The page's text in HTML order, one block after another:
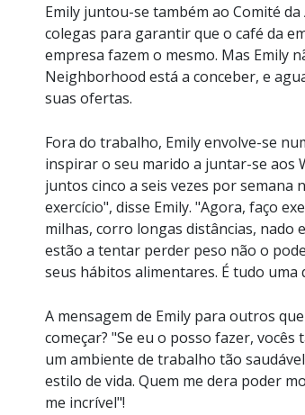
Emily juntou-se também ao Comité
colegas para garantir que o café da
empresa fazem o mesmo. Mas Emily
Neighborhood está a conceber, e
suas ofertas.
Fora do trabalho, Emily envolve-se
inspirar o seu marido a juntar-se aos
juntos cinco a seis vezes por semana
exercício", disse Emily. "Agora, faço
milhas, corro longas distâncias, nado
estão a tentar perder peso não o
seus hábitos alimentares. É tudo
A mensagem de Emily para outros
começar? "Se eu o posso fazer,
um ambiente de trabalho tão
estilo de vida. Quem me dera poder
me incrível"!